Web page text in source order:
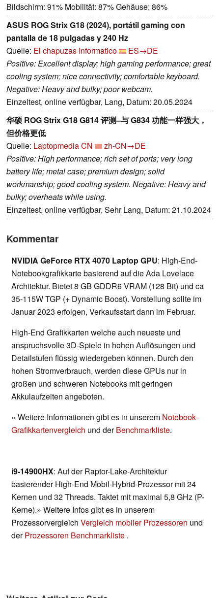
Bildschirm: 91% Mobilität: 87% Gehäuse: 86%
ASUS ROG Strix G18 (2024), portátil gaming con
pantalla de 18 pulgadas y 240 Hz
Quelle: El chapuzas Informatico
ES→DE
Positive: Excellent display; high gaming performance; great
cooling system; nice connectivity; comfortable keyboard.
Negative: Heavy and bulky; poor webcam.
Einzeltest, online verfügbar, Lang, Datum: 20.05.2024
华硕 ROG Strix G18 G814 评测–与 G834 功能一样强大，
但价格更低
Quelle: Laptopmedia CN
zh-CN→DE
Positive: High performance; rich set of ports; very long
battery life; metal case; premium design; solid
workmanship; good cooling system. Negative: Heavy and
bulky; overheats while using.
Einzeltest, online verfügbar, Sehr Lang, Datum: 21.10.2024
Kommentar
NVIDIA GeForce RTX 4070 Laptop GPU: High-End-
Notebookgrafikkarte basierend auf die Ada Lovelace
Architektur. Bietet 8 GB GDDR6 VRAM (128 Bit) und ca
35-115W TGP (+ Dynamic Boost). Vorstellung sollte im
Januar 2023 erfolgen, Verkaufsstart dann im Februar.
High-End Grafikkarten welche auch neueste und
anspruchsvolle 3D-Spiele in hohen Auflösungen und
Detailstufen flüssig wiedergeben können. Durch den
hohen Stromverbrauch, werden diese GPUs nur in
großen und schweren Notebooks mit geringen
Akkulaufzeiten angeboten.
» Weitere Informationen gibt es in unserem Notebook-
Grafikkartenvergleich und derBenchmarkliste.
i9-14900HX: Auf der Raptor-Lake-Architektur
basierender High-End Mobil-Hybrid-Prozessor mit 24
Kernen und 32 Threads. Taktet mit maximal 5,8 GHz (P-
Kerne).» Weitere Infos gibt es in unserem
Prozessorvergleich Vergleich mobiler Prozessoren und
derProzessoren Benchmarkliste .